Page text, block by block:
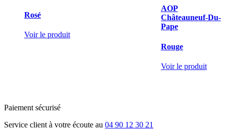
Rosé
Voir le produit
AOP
Châteauneuf-Du-
Pape
Rouge
Voir le produit
Paiement sécurisé
Service client à votre écoute au 04 90 12 30 21